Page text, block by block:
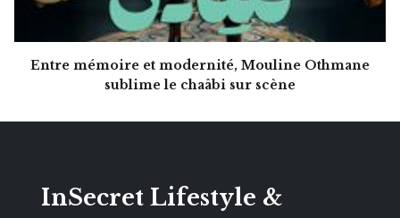
Entre mémoire et modernité, Mouline Othmane
sublime le chaâbi sur scène
InSecret Lifestyle &